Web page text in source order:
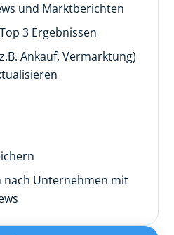
und Marktberichten
3 Ergebnissen
Ankauf, Vermarktung)
nach Unternehmen mit